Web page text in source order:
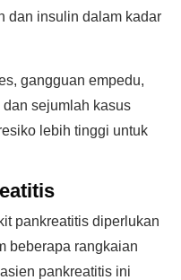
dan insulin dalam kadar
gangguan empedu,
sejumlah kasus
lebih tinggi untuk
pankreatitis diperlukan
beberapa rangkaian
pankreatitis ini